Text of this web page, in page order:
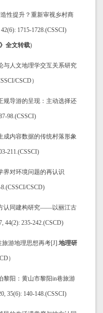
性提升？重新审视乡村商
1715-1728.(CSSCI)
全文转载)
与人文地理学交互关系研究
CSCD）
规导游的呈现：主动选择还
98.(CSSCI)
成内容数据的传统村落形象
211.(CSSCI)
界对环境问题的再认识
CSCD)
认同建构研究——以丽江古
44(2): 235-242.(CSCD)
游地理思想再考[J].地理研
）
黎阳：黄山市黎阳in巷旅游
35(6): 140-148.(CSSCI)